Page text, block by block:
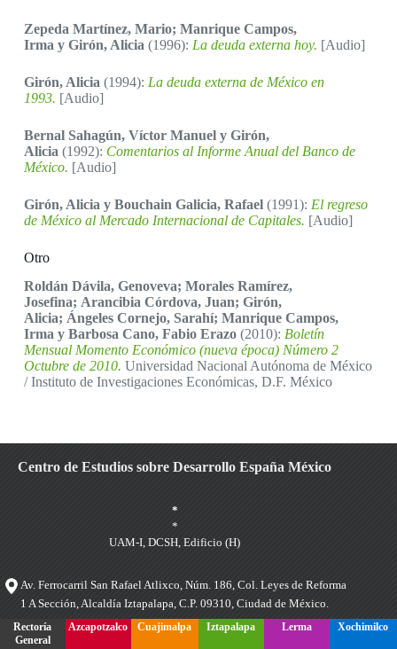
Zepeda Martínez, Mario; Manrique Campos,
Irma y Girón, Alicia (1996): La deuda externa hoy. [Audio]
Girón, Alicia (1994): La deuda externa de México en
1993. [Audio]
Bernal Sahagún, Víctor Manuel y Girón,
Alicia (1992): Comentarios al Informe Anual del Banco de
México. [Audio]
Girón, Alicia y Bouchain Galicia, Rafael (1991): El regreso
de México al Mercado Internacional de Capitales. [Audio]
Otro
Roldán Dávila, Genoveva; Morales Ramírez,
Josefina; Arancibia Córdova, Juan; Girón,
Alicia; Ángeles Cornejo, Sarahí; Manrique Campos,
Irma y Barbosa Cano, Fabio Erazo (2010): Boletín
Mensual Momento Económico (nueva época) Número 2
Octubre de 2010. Universidad Nacional Autónoma de México
/ Instituto de Investigaciones Económicas, D.F. México
Centro de Estudios sobre Desarrollo España México
*
*
UAM-I, DCSH, Edificio (H)
Av. Ferrocarril San Rafael Atlixco, Núm. 186, Col. Leyes de Reforma
1 A Sección, Alcaldía Iztapalapa, C.P. 09310, Ciudad de México.
Rectoría
General
Azcapotzalco Cuajimalpa Iztapalapa Lerma Xochimilco